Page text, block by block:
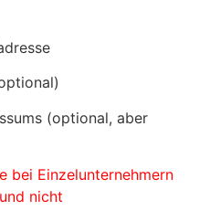
(optional, aber
bei Einzelunternehmern
nicht